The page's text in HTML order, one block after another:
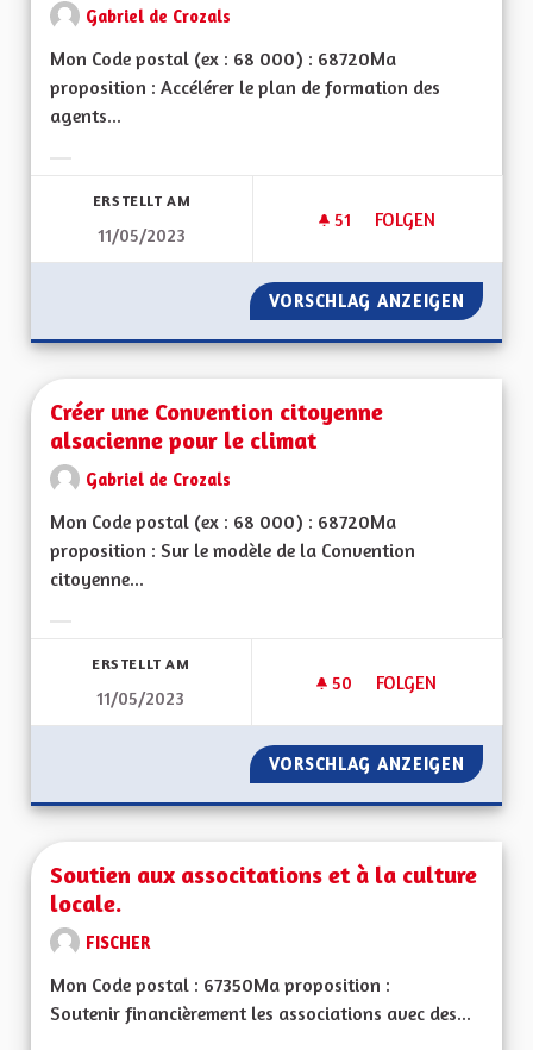
Gabriel de Crozals
Mon Code postal (ex : 68 000) : 68720Ma
proposition : Accélérer le plan de formation des
agents...
ERSTELLT AM
11/05/2023
51 51 FOLLOWER
FOLGEN
FORMATION
VORSCHLAG ANZEIGEN
Créer une Convention citoyenne
alsacienne pour le climat
Gabriel de Crozals
Mon Code postal (ex : 68 000) : 68720Ma
proposition : Sur le modèle de la Convention
citoyenne...
ERSTELLT AM
11/05/2023
50 50 FOLLOWER
FOLGEN
CRÉER UNE
VORSCHLAG ANZEIGEN
Soutien aux associtations et à la culture
locale.
FISCHER
Mon Code postal : 67350Ma proposition :
Soutenir financièrement les associations avec des...